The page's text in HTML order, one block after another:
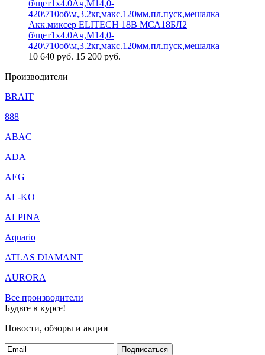
Акк.миксер ELITECH 18В МСА18БЛ2
б\щет1х4.0Ач,М14,0-
420\710об\м,3.2кг,макс.120мм,пл.пуск,мешалка
10 640 руб. 15 200 руб.
Производители
BRAIT
888
ABAC
ADA
AEG
AL-KO
ALPINA
Aquario
ATLAS DIAMANT
AURORA
Все производители
Будьте в курсе!
Новости, обзоры и акции
Подписаться